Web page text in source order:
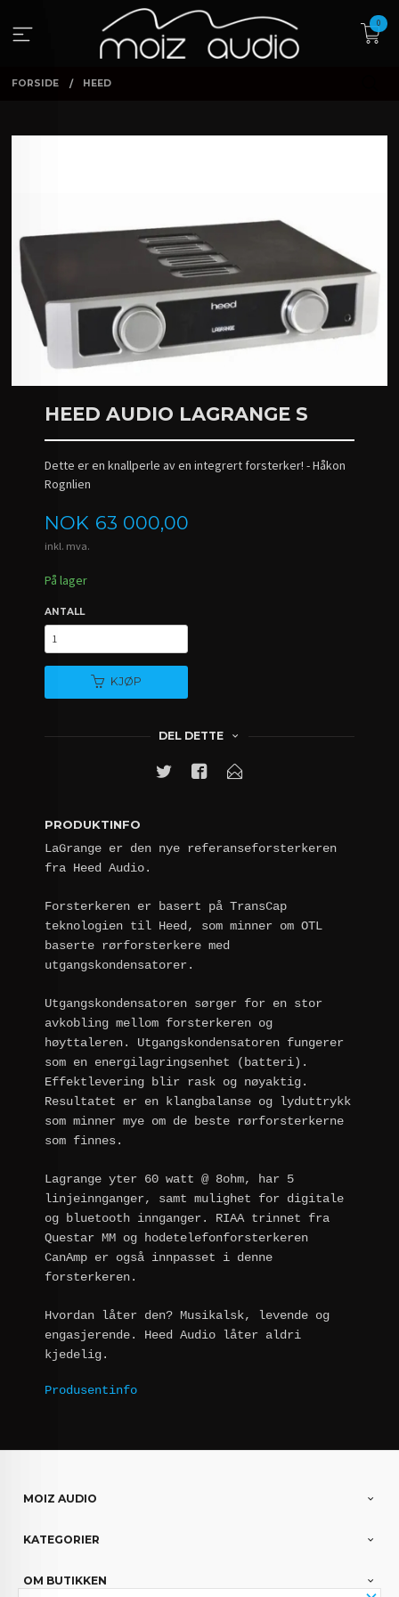
innholdet
0
FORSIDE HEED
HEED AUDIO LAGRANGE S
Dette er en knallperle av en integrert forsterker! - Håkon
Rognlien
Pris
NOK 63 000,00
inkl. mva.
På lager
ANTALL
KJØP
DEL DETTE
PRODUKTINFO
LaGrange er den nye referanseforsterkeren
fra Heed Audio.
Forsterkeren er basert på TransCap
teknologien til Heed, som minner om OTL
baserte rørforsterkere med
utgangskondensatorer.
Utgangskondensatoren sørger for en stor
avkobling mellom forsterkeren og
høyttaleren. Utgangskondensatoren fungerer
som en energilagringsenhet (batteri).
Effektlevering blir rask og nøyaktig.
Resultatet er en klangbalanse og lyduttrykk
som minner mye om de beste rørforsterkerne
som finnes.
Lagrange yter 60 watt @ 8ohm, har 5
linjeinnganger, samt mulighet for digitale
og bluetooth innganger. RIAA trinnet fra
Questar MM og hodetelefonforsterkeren
CanAmp er også innpasset i denne
forsterkeren.
Hvordan låter den? Musikalsk, levende og
engasjerende. Heed Audio låter aldri
kjedelig.
Produsentinfo
MOIZ AUDIO
KATEGORIER
OM BUTIKKEN